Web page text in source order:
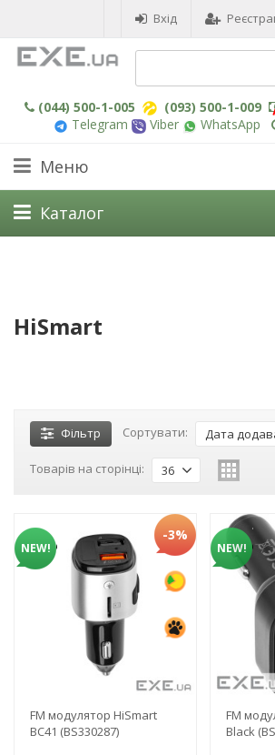
Вхід
(044) 500-1-005 (093) 500-1-009
Telegram
Viber WhatsApp
Меню
Каталог
HiSmart
Фільтр Сортувати: Дата
Товарів на сторінці: 36
NEW!
-3%
FM модулятор HiSmart
BC41 (BS330287)
NEW!
FM
Black